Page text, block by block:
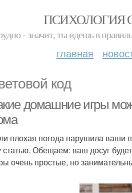
ПСИХОЛОГИЯ
- значит, ты идешь в
главная
код
домашние игры
плохая погода нарушила ваши
статью. Обещаем: ваш досуг
очень простые, но